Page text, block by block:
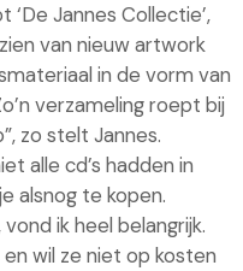
Jannes Collectie’,
van nieuw artwork
in de vorm van
verzameling roept bij
zo stelt Jannes.
alle cd’s hadden in
alsnog te kopen.
ik heel belangrijk.
wil ze niet op kosten